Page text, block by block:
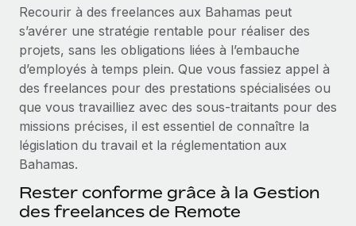
SERVICES
Demandez aux experts
Recevez des conseils d’experts sur les RH à
l’international et la conformité
Contrôles d’antécédents
Simplifiez vos processus de présélection des
candidats
Remote Watchtower
Gardez un temps d’avance sur les risques en
Devenir partenaire
Explorez avec nous vos opportunités de partenariat
Remote Build Bientôt disponible
Conseil en intégrations et automatisations assistées par
ÉTUDES DE CAS
Données sur les salaires et les talents
Centre de ressources
Obtenir de l’aide
Voir toutes les ressources
BLOG
Paie multipays
Recourir à des freelances aux Bahamas peut
s’avérer une stratégie rentable pour réaliser des
projets, sans les obligations liées à l’embauche
d’employés à temps plein. Que vous fassiez appel à
des freelances pour des prestations spécialisées ou
que vous travailliez avec des sous‑traitants pour des
missions précises, il est essentiel de connaître la
législation du travail et la réglementation aux
Bahamas.
Rester conforme grâce à la Gestion
des freelances de Remote